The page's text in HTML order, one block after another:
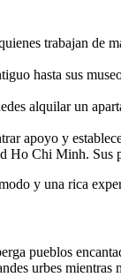
trabajan de
hasta sus
alquilar un
apoyo y
Chi Minh. Sus
y una rica
pueblos
urbes